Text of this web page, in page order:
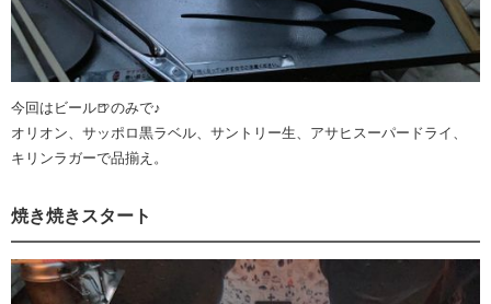
今回はビール🍺のみで♪
オリオン、サッポロ黒ラベル、サントリー生、アサヒスーパードライ、
キリンラガーで品揃え。
焼き焼きスタート